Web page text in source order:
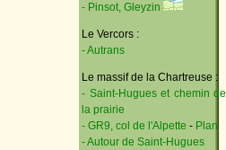
- Pinsot, Gleyzin
Le Vercors :
- Autrans
Le massif de la Chartreuse :
- Saint-Hugues et chemin de
la prairie
- GR9, col de l'Alpette - Plan
- Autour de Saint-Hugues